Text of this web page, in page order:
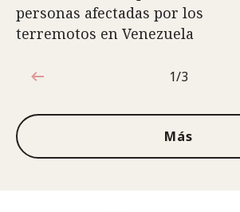
personas afectadas por los
terremotos en Venezuela
1de3
1/3
Más